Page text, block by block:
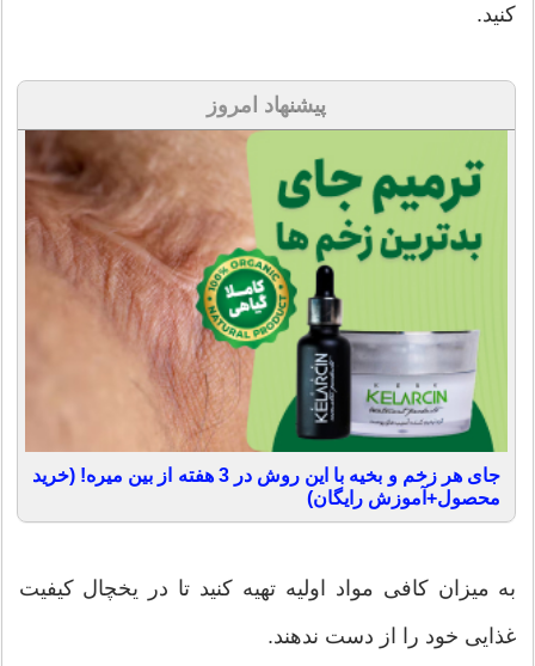
کنید.
پیشنهاد امروز
جای هر زخم و بخیه با این روش در 3 هفته از بین میره! (خرید
محصول+آموزش رایگان)
به میزان کافی مواد اولیه تهیه کنید تا در یخچال کیفیت
غذایی خود را از دست ندهند.